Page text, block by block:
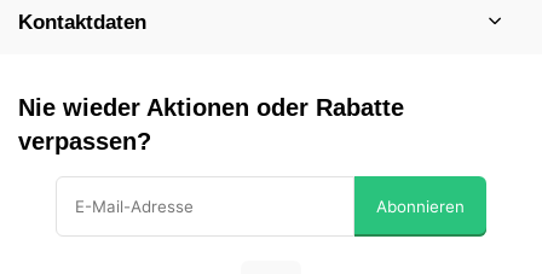
Kontaktdaten
Nie wieder Aktionen oder Rabatte
verpassen?
Abonnieren